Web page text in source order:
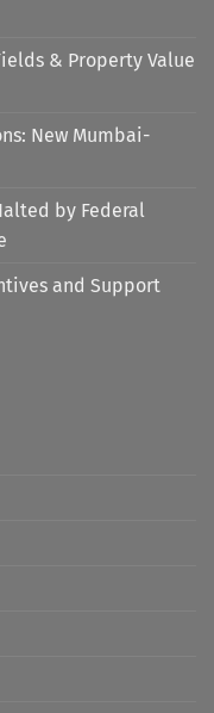
& Property Value
New Mumbai-
by Federal
and Support